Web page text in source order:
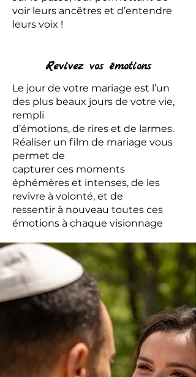
voir leurs ancêtres et d’entendre
leurs voix !
Revivez vos émotions
Le jour de votre mariage est l’un
des plus beaux jours de votre vie,
rempli
d’émotions, de rires et de larmes.
Réaliser un film de mariage vous
permet de
capturer ces moments
éphémères et intenses, de les
revivre à volonté, et de
ressentir à nouveau toutes ces
émotions à chaque visionnage